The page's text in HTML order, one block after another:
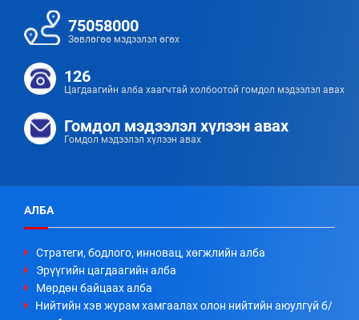
75058000
Зөвлөгөө мэдээлэл өгөх
126
Цагдаагийн алба хаагчтай холбоотой гомдол мэдээлэл авах
Гомдол мэдээлэл хүлээн авах
Гомдол мэдээлэл хүлээн авах
АЛБА
Стратеги, бодлого, инновац, хөгжлийн алба
Эрүүгийн цагдаагийн алба
Мөрдөн байцаах алба
Нийтийн хэв журам хамгаалах олон нийтийн аюулгүй б/